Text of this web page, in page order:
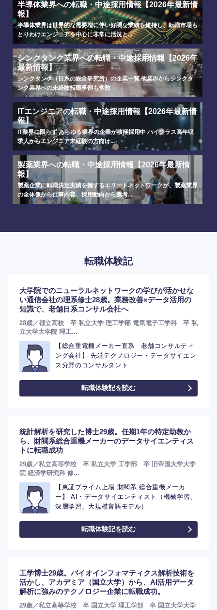
選択する
半導体業界への転職・中途採用情報【2026年最新情
報】
半導体業界は世界的な需要増に伴い好調な業績を維持し、転職市場も
とりわけエンジニアを中心に非常に活況と...
シンクタンク業界への転職・中途採用情報【2026年
最新情報】
シンクタンク（日系の総合研究所）の企業一覧 他業界からシンクタ
ンク業界への未経験転職事例も多数
ITエンジニアの転職・中途採用情報【2026年最新情
報】
IT業界に限らず あらゆる業界の企業が積極採用中 ハイクラス高年収
求人からエンジニア未経験の方向け...
製薬業界への転職・中途採用情報【2026年最新情
報】
製薬企業に転職決定実績を擁するエリートネットワークが、製薬業界
の全体像から仕事内容、採用動向から選考...
転職体験記
大学院でのニューラルネットワークの学びが活かせな
い通信会社の理系修士28歳。業務改善×データ活用の
知識で、老舗日系コンサル会社へ
28歳／都立高校 卒 私立大学 理工学部 電気電子工学科 卒 私
立大学大学院 理工...
【総合重電機メーカー直系 老舗コンサルティ
ング会社】 先端テクノロジー・データサイエン
ス分野のコンサルタント
転職体験記を読む
統計解析を研究した博士29歳。任期1年の特定助教か
ら、財閥系総合重機メーカーのデータサイエンティス
トに転職成功
29歳／私立高等学校 卒 私立大学 工学部 卒 旧帝国大学大学
院 経済学研究科 修...
【東証プライム上場 財閥系 総合重機メーカ
ー】 AI・データサイエンティスト（機械学習、
深層学習、大規模言語モデル）
転職体験記を読む
工学博士29歳。バイオインフォマティクス解析技術を
活かし、アカデミア（国立大学）から、AI活用データ
解析に強みのテクノロジー企業に転職成功。
29歳／私立高等学校 卒 国立大学 理工学部 卒 国立大学大学